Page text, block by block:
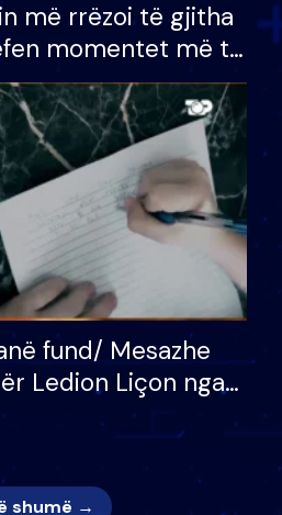
më rrëzoi të gjitha
momentet më të
e BB VIP: Do më
mëngjesit kur…
fund/ Mesazhe
Ledion Liçon nga
e tij, moderatori
Nuk meritoj…
shumë →